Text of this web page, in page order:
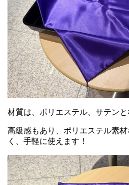
材質は、ポリエステル、サテンと
高級感もあり、ポリエステル素材
く、手軽に使えます！